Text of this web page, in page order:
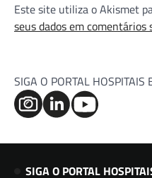
Este site utiliza o Akismet
seus dados em comentários
SIGA O PORTAL HOSPITAIS
SIGA O PORTAL